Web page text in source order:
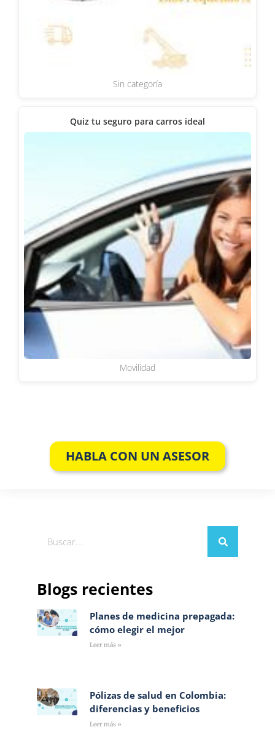
Sin categoría
Quiz tu seguro para carros ideal
Movilidad
HABLA CON UN ASESOR
Blogs recientes
Planes de medicina prepagada:
cómo elegir el mejor
Leer más »
Pólizas de salud en Colombia:
diferencias y beneficios
Leer más »